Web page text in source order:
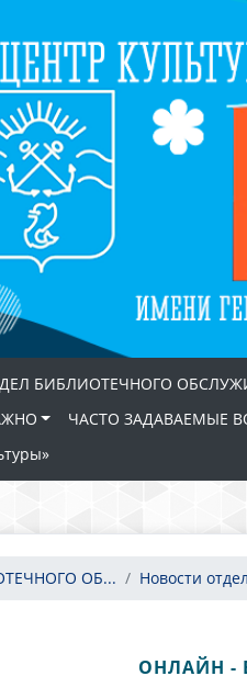
БИБЛИОТЕЧНОГО
ЧАСТО ЗАДАВАЕМЫЕ
ОБ... Новости
ОНЛАЙН -